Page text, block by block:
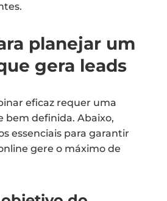
planejar um
gera leads
eficaz requer uma
bem definida. Abaixo,
essenciais para garantir
gere o máximo de